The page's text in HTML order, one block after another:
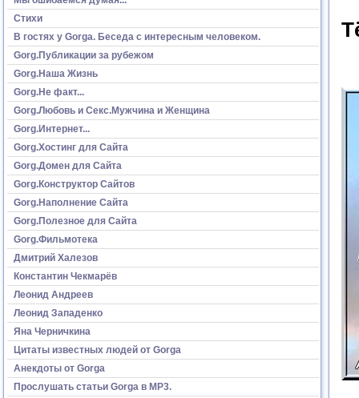
Стихи
В гостях у Gorga. Беседа с интересным человеком.
Gorg.Публикации за рубежом
Gorg.Наша Жизнь
Gorg.Не факт...
Gorg.Любовь и Секс.Мужчина и Женщина
Gorg.Интернет...
Gorg.Хостинг для Сайта
Gorg.Домен для Сайта
Gorg.Конструктор Сайтов
Gorg.Наполнение Сайта
Gorg.Полезное для Сайта
Gorg.Фильмотека
Дмитрий Халезов
Константин Чекмарёв
Леонид Андреев
Леонид Западенко
Яна Черничкина
Цитаты известных людей от Gorga
Анекдоты от Gorga
Прослушать статьи Gorga в МР3.